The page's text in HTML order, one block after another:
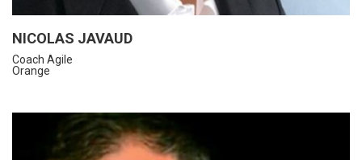
NICOLAS JAVAUD
Coach Agile
Orange